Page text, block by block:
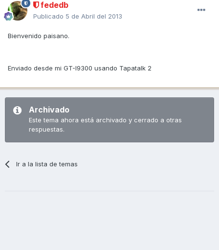
fededb
Publicado 5 de Abril del 2013
Bienvenido paisano.
Enviado desde mi GT-I9300 usando Tapatalk 2
Archivado
Este tema ahora está archivado y cerrado a otras
respuestas.
Ir a la lista de temas